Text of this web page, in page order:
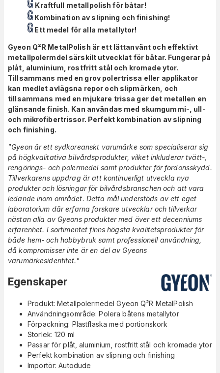
Kraftfull metallpolish för båtar!
Kombination av slipning och finishing!
Ett medel för alla metallytor!
Gyeon Q²R MetalPolish är ett lättanvänt och effektivt
metallpolermdel särskilt utvecklat för båtar. Fungerar på
plåt, aluminium, rostfritt stål och kromade ytor.
Tillsammans med en grov polertrissa eller applikator
kan medlet avlägsna repor och slipmärken, och
tillsammans med en mjukare trissa ger det metallen en
glänsande finish. Kan användas med skumgummi-, ull-
och mikrofibertrissor. Perfekt kombination av slipning
och finishing.
"Gyeon är ett sydkoreanskt varumärke som specialiserar sig
på högkvalitativa bilvårdsprodukter, vilket inkluderar tvätt-,
rengörings- och polermedel samt produkter för fordonsskydd.
Tillverkarens uppdrag är att kontinuerligt utveckla nya
produkter och lösningar för bilvårdsbranschen och att vara
ledande inom området. Detta mål understöds av ett eget
laboratorium där erfarna forskare utvecklar och tillverkar
nästan alla av Gyeons produkter med över ett decenniums
erfarenhet. I sortimentet finns högsta kvalitetsprodukter för
både hem- och hobbybruk samt professionell användning,
då kompromisser inte är en del av Gyeons
varumärkesidentitet."
Egenskaper
Produkt: Metallpolermedel Gyeon Q²R MetalPolish
Användningsområde: Polera båtens metallytor
Förpackning: Plastflaska med portionskork
Storlek: 120 ml
Passar för plåt, aluminium, rostfritt stål och kromade ytor
Perfekt kombination av slipning och finishing
Importör: Autodude